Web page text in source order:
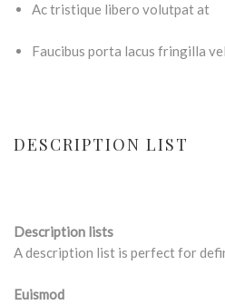
Ac tristique libero volutpat at
Faucibus porta lacus fringilla vel
DESCRIPTION LIST
Description lists
A description list is perfect for
Euismod